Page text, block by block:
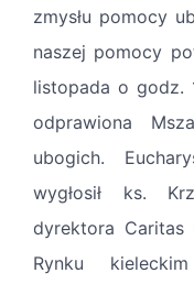
zmysłu pomocy
naszej pomocy
listopada o godz.
odprawiona
ubogich.
wygłosił ks.
dyrektora Caritas
Rynku